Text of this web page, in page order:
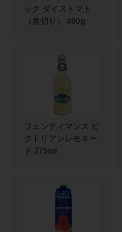
ック ダイストマト
（角切り） 400g
フェンティマンス ビ
クトリアンレモネー
ド 275ml